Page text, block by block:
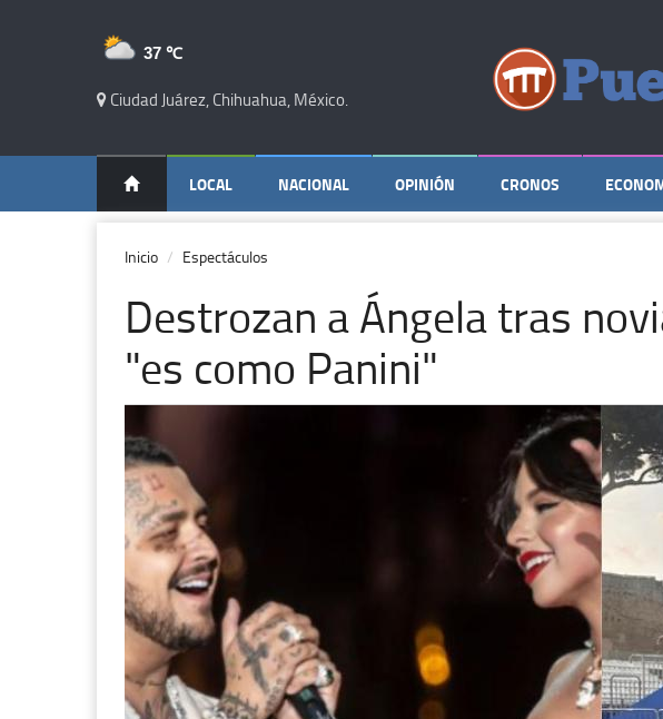
37 ℃
Ciudad Juárez, Chihuahua, México.
LOCAL NACIONAL OPINIÓN CRONOS
Inicio Espectáculos
Destrozan a Ángela tras
"es como Panini"